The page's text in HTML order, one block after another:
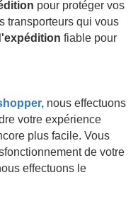
pour protéger vos
transporteurs qui vous
fiable pour
nous effectuons
votre expérience
plus facile. Vous
de votre
effectuons le